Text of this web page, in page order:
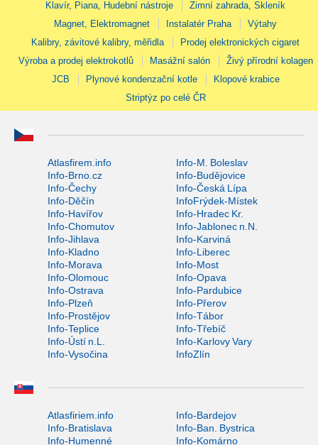
Klavír, Piana, Hudební nástroje
Zimní zahrada, Skleník
Magnet, Elektromagnet
Instalatér Praha
Výtahy
Kalibry, závitové kalibry, měřidla
Prodej elektronických cigaret
Výroba a prodej elektrokotlů
Masážní salón
Živý přírodní kolagen
JCB
Plynové kondenzační kotle
Klopové krabice
Striptýz po celé ČR
Atlasfirem.info
Info-M. Boleslav
Info-Brno.cz
Info-Budějovice
Info-Čechy
Info-Česká Lípa
Info-Děčín
InfoFrýdek-Místek
Info-Havířov
Info-Hradec Kr.
Info-Chomutov
Info-Jablonec n.N.
Info-Jihlava
Info-Karviná
Info-Kladno
Info-Liberec
Info-Morava
Info-Most
Info-Olomouc
Info-Opava
Info-Ostrava
Info-Pardubice
Info-Plzeň
Info-Přerov
Info-Prostějov
Info-Tábor
Info-Teplice
Info-Třebíč
Info-Ústí n.L.
Info-Karlovy Vary
Info-Vysočina
InfoZlín
Atlasfiriem.info
Info-Bardejov
Info-Bratislava
Info-Ban. Bystrica
Info-Humenné
Info-Komárno